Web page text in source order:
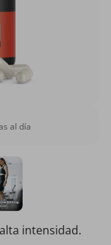
al día
intensidad.